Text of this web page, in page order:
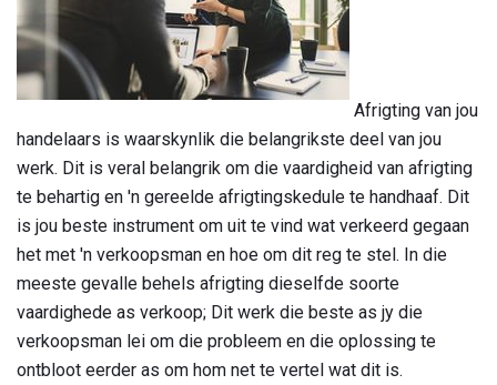
Afrigting van jou
handelaars is waarskynlik die belangrikste deel van jou
werk. Dit is veral belangrik om die vaardigheid van afrigting
te behartig en 'n gereelde afrigtingskedule te handhaaf. Dit
is jou beste instrument om uit te vind wat verkeerd gegaan
het met 'n verkoopsman en hoe om dit reg te stel. In die
meeste gevalle behels afrigting dieselfde soorte
vaardighede as verkoop; Dit werk die beste as jy die
verkoopsman lei om die probleem en die oplossing te
ontbloot eerder as om hom net te vertel wat dit is.